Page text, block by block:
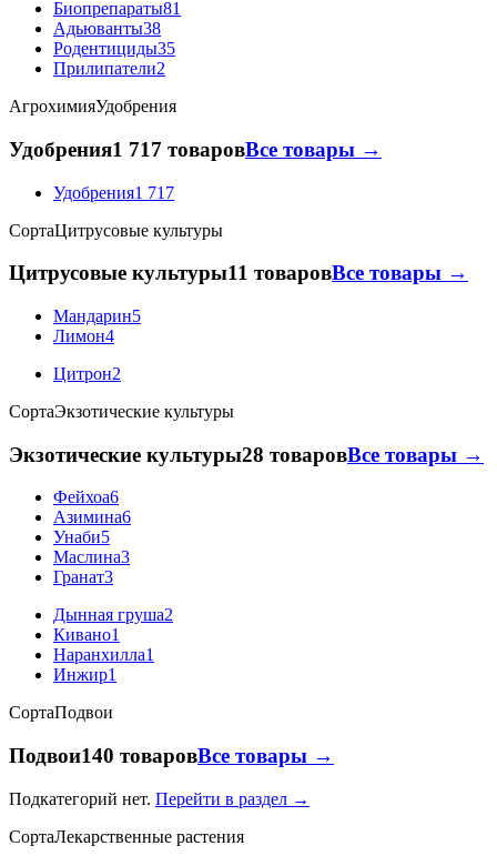
Биопрепараты81
Адьюванты38
Родентициды35
Прилипатели2
АгрохимияУдобрения
Удобрения1 717 товаровВсе товары →
Удобрения1 717
СортаЦитрусовые культуры
Цитрусовые культуры11 товаровВсе товары →
Мандарин5
Лимон4
Цитрон2
СортаЭкзотические культуры
Экзотические культуры28 товаровВсе товары →
Фейхоа6
Азимина6
Унаби5
Маслина3
Гранат3
Дынная груша2
Кивано1
Наранхилла1
Инжир1
СортаПодвои
Подвои140 товаровВсе товары →
Подкатегорий нет. Перейти в раздел →
СортаЛекарственные растения